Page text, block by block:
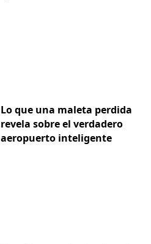
Lo que una maleta perdida
revela sobre el verdadero
aeropuerto inteligente